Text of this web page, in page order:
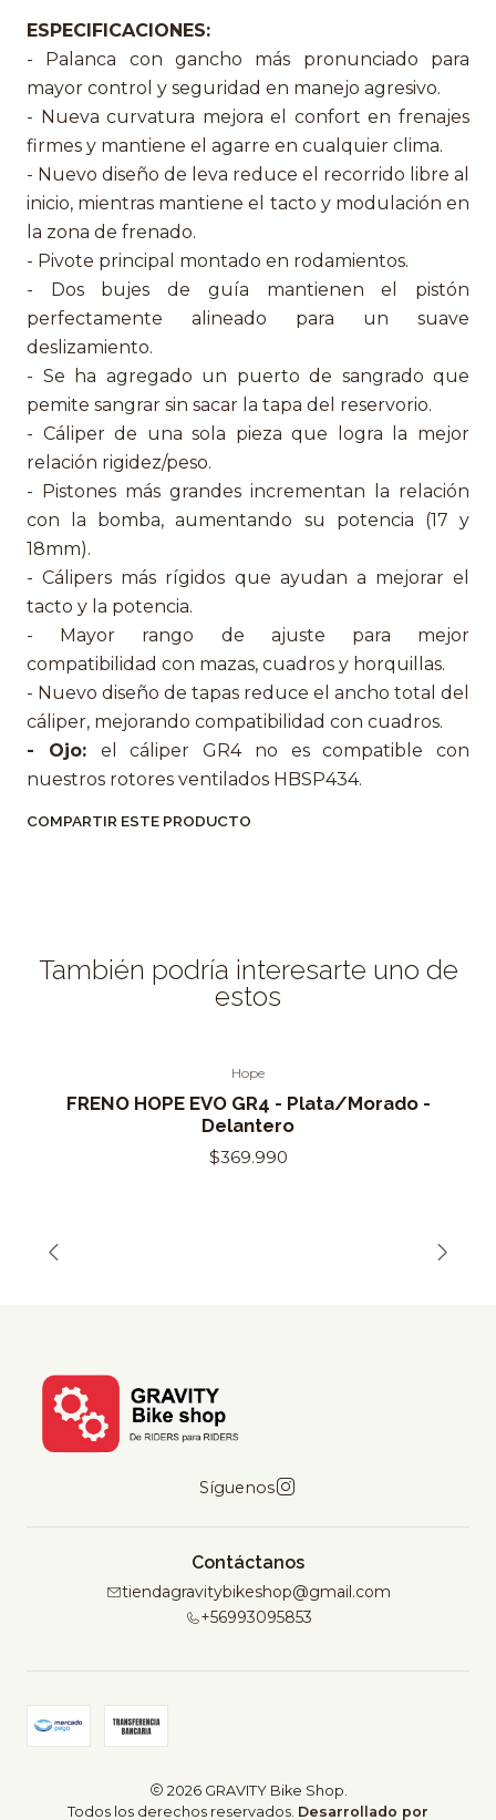
ESPECIFICACIONES:
- Palanca con gancho más pronunciado para
mayor control y seguridad en manejo agresivo.
- Nueva curvatura mejora el confort en frenajes
firmes y mantiene el agarre en cualquier clima.
- Nuevo diseño de leva reduce el recorrido libre al
inicio, mientras mantiene el tacto y modulación en
la zona de frenado.
- Pivote principal montado en rodamientos.
- Dos bujes de guía mantienen el pistón
perfectamente alineado para un suave
deslizamiento.
- Se ha agregado un puerto de sangrado que
pemite sangrar sin sacar la tapa del reservorio.
- Cáliper de una sola pieza que logra la mejor
relación rigidez/peso.
- Pistones más grandes incrementan la relación
con la bomba, aumentando su potencia (17 y
18mm).
- Cálipers más rígidos que ayudan a mejorar el
tacto y la potencia.
- Mayor rango de ajuste para mejor
compatibilidad con mazas, cuadros y horquillas.
- Nuevo diseño de tapas reduce el ancho total del
cáliper, mejorando compatibilidad con cuadros.
- Ojo: el cáliper GR4 no es compatible con
nuestros rotores ventilados HBSP434.
COMPARTIR ESTE PRODUCTO
También podría interesarte uno de
estos
Hope
FRENO HOPE EVO GR4 - Plata/Morado -
Delantero
$369.990
Síguenos
Contáctanos
tiendagravitybikeshop@gmail.com
+56993095853
2026 GRAVITY Bike Shop.
Todos los derechos reservados. Desarrollado por